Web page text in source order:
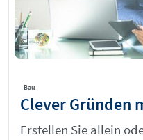
Bau
Clever Gründen
Erstellen Sie allein